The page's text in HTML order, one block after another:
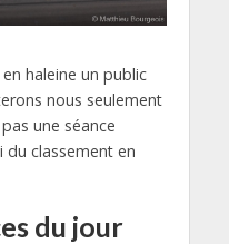
haleine un public
nous seulement
une séance
du classement en
du jour